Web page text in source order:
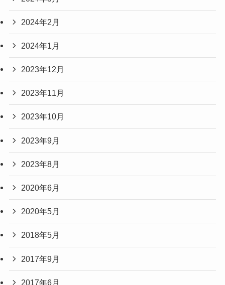
2024年2月
2024年1月
2023年12月
2023年11月
2023年10月
2023年9月
2023年8月
2020年6月
2020年5月
2018年5月
2017年9月
2017年6月